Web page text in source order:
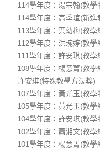
114學年度：湯宗翰(教學
114學年度：高季瑄(新進
113學年度：葉幼梅(教學
112學年度：洪琬婷(教學
111學年度：許安琪(教學
108學年度：楊意菁(教學
許安琪(特殊教學方法獎)
107學年度：黃光玉(教學
105學年度：黃光玉(教學
104學年度：許安琪(教
102學年度：蕭湘文(教學
101學年度：楊意菁(教學